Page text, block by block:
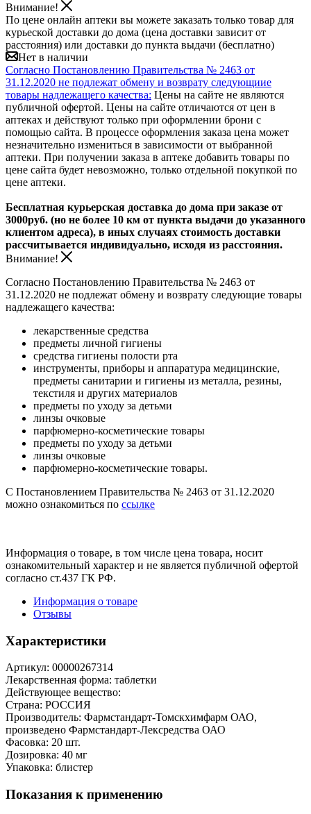
Внимание!
По цене онлайн аптеки вы можете заказать только товар для
курьеской доставки до дома (цена доставки зависит от
расстояния) или доставки до пункта выдачи (бесплатно)
Нет в наличии
Согласно Постановлению Правительства № 2463 от
31.12.2020 не подлежат обмену и возврату следующиие
товары надлежащего качества: Цены на сайте не являются
публичной офертой. Цены на сайте отличаются от цен в
аптеках и действуют только при оформлении брони с
помощью сайта. В процессе оформления заказа цена может
незначительно измениться в зависимости от выбранной
аптеки. При получении заказа в аптеке добавить товары по
цене сайта будет невозможно, только отдельной покупкой по
цене аптеки.
Бесплатная курьерская доставка до дома при заказе от
3000руб. (но не более 10 км от пункта выдачи до указанного
клиентом адреса), в иных случаях стоимость доставки
рассчитывается индивидуально, исходя из расстояния.
Внимание!
Согласно Постановлению Правительства № 2463 от
31.12.2020 не подлежат обмену и возврату следующие товары
надлежащего качества:
лекарственные средства
предметы личной гигиены
средства гигиены полости рта
инструменты, приборы и аппаратура медицинские,
предметы санитарии и гигиены из металла, резины,
текстиля и других материалов
предметы по уходу за детьми
линзы очковые
парфюмерно-косметические товары
предметы по уходу за детьми
линзы очковые
парфюмерно-косметические товары.
С Постановлением Правительства № 2463 от 31.12.2020
можно ознакомиться по ссылке
Информация о товаре, в том числе цена товара, носит
ознакомительный характер и не является публичной офертой
согласно ст.437 ГК РФ.
Информация о товаре
Отзывы
Характеристики
Артикул: 00000267314
Лекарственная форма: таблетки
Действующее вещество:
Страна: РОССИЯ
Производитель: Фармстандарт-Томскхимфарм ОАО,
произведено Фармстандарт-Лексредства ОАО
Фасовка: 20 шт.
Дозировка: 40 мг
Упаковка: блистер
Показания к применению